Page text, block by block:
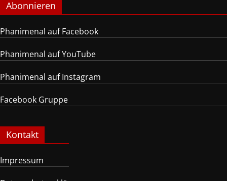
Abonnieren
Phanimenal auf Facebook
Phanimenal auf YouTube
Phanimenal auf Instagram
Facebook Gruppe
Kontakt
Impressum